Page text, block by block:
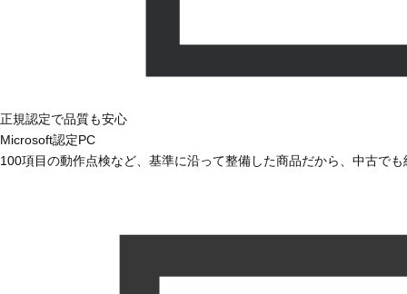
正規認定で品質も安心
Microsoft認定PC
100項目の動作点検など、基準に沿って整備した商品だから、中古で